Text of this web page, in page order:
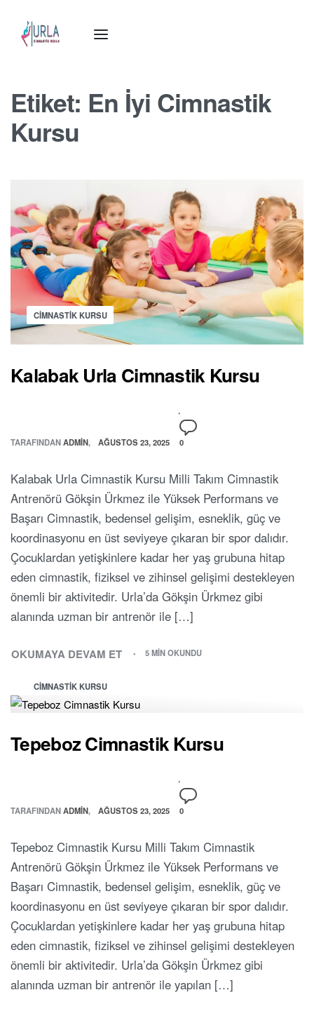
Etiket: En İyi Cimnastik
Kursu
CIMNASTIK KURSU
Kalabak Urla Cimnastik Kursu
TARAFINDANADMIN AĞUSTOS 23, 2025 0
Kalabak Urla Cimnastik Kursu Milli Takım Cimnastik
Antrenörü Gökşin Ürkmez ile Yüksek Performans ve
Başarı Cimnastik, bedensel gelişim, esneklik, güç ve
koordinasyonu en üst seviyeye çıkaran bir spor dalıdır.
Çocuklardan yetişkinlere kadar her yaş grubuna hitap
eden cimnastik, fiziksel ve zihinsel gelişimi destekleyen
önemli bir aktivitedir. Urla’da Gökşin Ürkmez gibi
alanında uzman bir antrenör ile […]
OKUMAYA DEVAM ET 5 MIN OKUNDU
CIMNASTIK KURSU
Tepeboz Cimnastik Kursu
TARAFINDANADMIN AĞUSTOS 23, 2025 0
Tepeboz Cimnastik Kursu Milli Takım Cimnastik
Antrenörü Gökşin Ürkmez ile Yüksek Performans ve
Başarı Cimnastik, bedensel gelişim, esneklik, güç ve
koordinasyonu en üst seviyeye çıkaran bir spor dalıdır.
Çocuklardan yetişkinlere kadar her yaş grubuna hitap
eden cimnastik, fiziksel ve zihinsel gelişimi destekleyen
önemli bir aktivitedir. Urla’da Gökşin Ürkmez gibi
alanında uzman bir antrenör ile yapılan […]